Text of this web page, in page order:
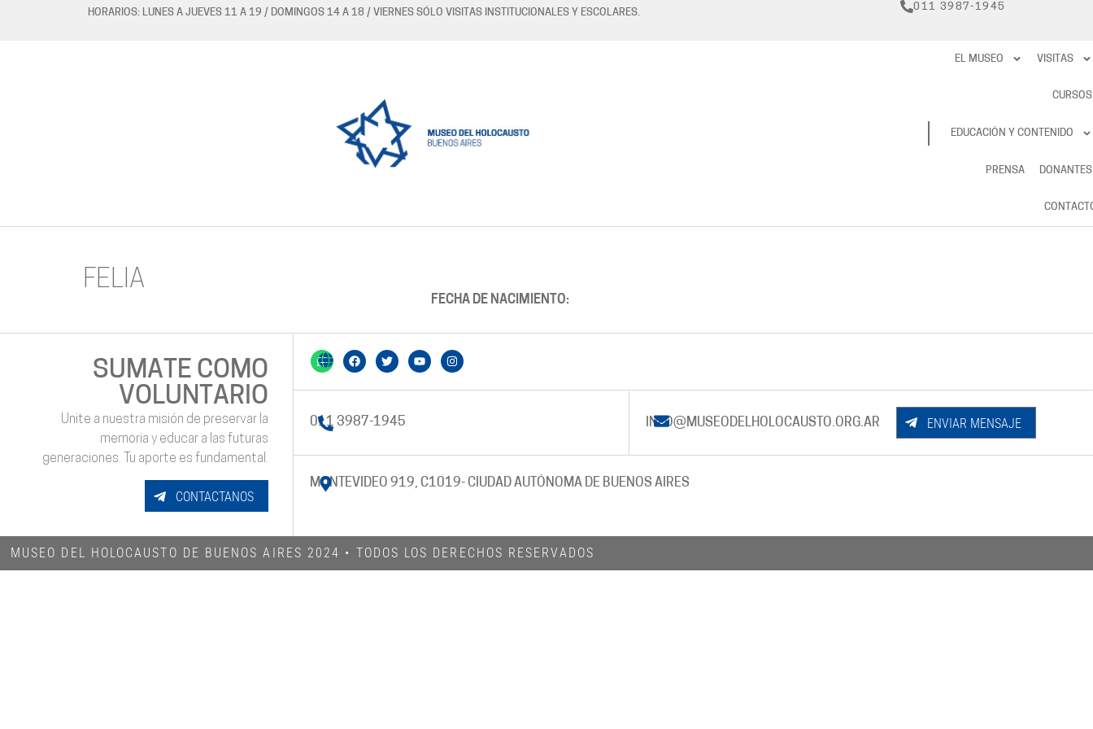
HORARIOS: LUNES A JUEVES 11 A 19 / DOMINGOS 14 A 18 / VIERNES SÓLO VISITAS INSTITUCIONALES Y ESCOLARES.
011 3987-1945
RESERVAS
EL MUSEO VISITAS
CURSOS
EDUCACIÓN Y CONTENIDO
PRENSA DONANTES
FELIA
FECHA DE NACIMIENTO:
SUMATE COMO
VOLUNTARIO
Unite a nuestra misión de preservar la
memoria y educar a las futuras
generaciones. Tu aporte es fundamental.
CONTACTANOS
011 3987-1945 INFO@MUSEODELHOLOCAUSTO.ORG.AR ENVIAR MENSAJE
MONTEVIDEO 919, C1019- CIUDAD AUTÓNOMA DE BUENOS AIRES
MUSEO DEL HOLOCAUSTO DE BUENOS AIRES 2024​ • TODOS LOS DERECHOS RESERVADOS